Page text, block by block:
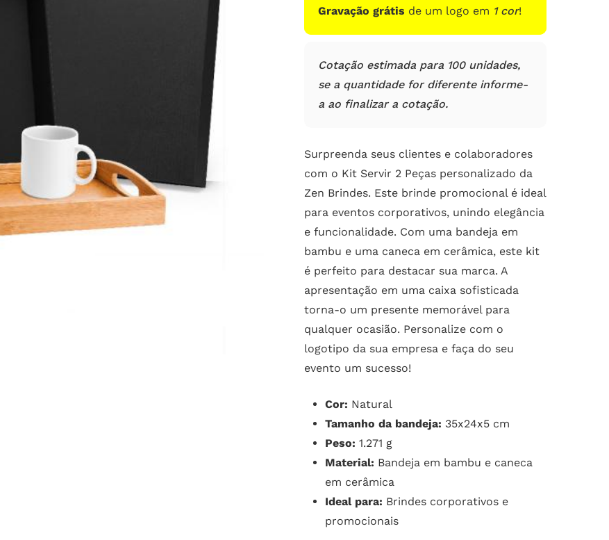
Gravação grátis de um logo em 1 cor!
Cotação estimada para 100 unidades,
se a quantidade for diferente informe-
a ao finalizar a cotação.
Surpreenda seus clientes e colaboradores
com o Kit Servir 2 Peças personalizado da
Zen Brindes. Este brinde promocional é ideal
para eventos corporativos, unindo elegância
e funcionalidade. Com uma bandeja em
bambu e uma caneca em cerâmica, este kit
é perfeito para destacar sua marca. A
apresentação em uma caixa sofisticada
torna-o um presente memorável para
qualquer ocasião. Personalize com o
logotipo da sua empresa e faça do seu
evento um sucesso!
Cor: Natural
Tamanho da bandeja: 35x24x5 cm
Peso: 1.271 g
Material: Bandeja em bambu e caneca
em cerâmica
Ideal para: Brindes corporativos e
promocionais